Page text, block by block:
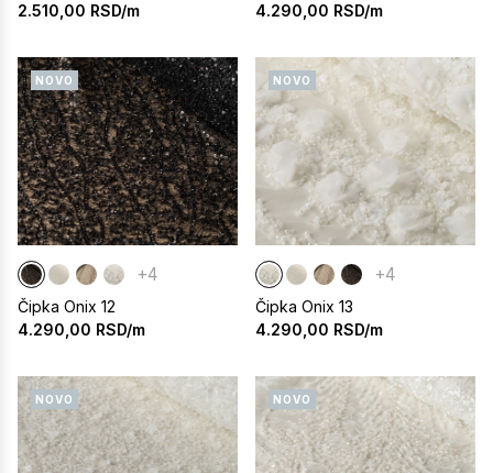
2.510,00 RSD/m
4.290,00 RSD/m
NOVO
+4
Čipka Onix 12
4.290,00 RSD/m
NOVO
+4
Čipka Onix 13
4.290,00 RSD/m
NOVO NOVO